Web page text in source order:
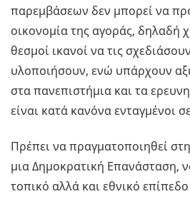
παρεμβάσεων δεν μπορεί να
οικονομία της αγοράς, δηλαδή
θεσμοί ικανοί να τις
υλοποιήσουν, ενώ υπάρχουν
στα πανεπιστήμια και τα
είναι κατά κανόνα ενταγμένοι
Πρέπει να πραγματοποιηθεί
μια Δημοκρατική Επανάσταση,
τοπικό αλλά και εθνικό